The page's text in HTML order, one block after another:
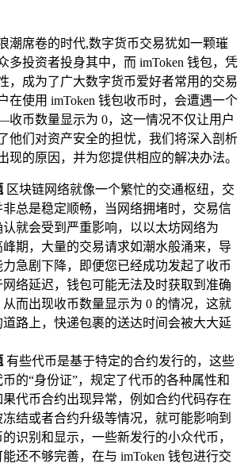
潮席卷的时代,数字货币交易犹如一颗璀
多投资者投身其中，而 imToken 钱包，凭
，成为了广大数字货币爱好者常用的交易
在使用 imToken 钱包收币时，会遭遇一个
币数量显示为 0，这一情况不仅让用户
他们对资产安全的担忧，我们将深入剖析
现的原因，并为您提供相应的解决办法。
区块链网络就像一个繁忙的交通枢纽，交
总是稳定顺畅，当网络拥堵时，交易信
就会受到严重影响，以以太坊网络为
期，大量的交易请求如潮水般涌来，导
急剧下降，即便您已经成功发起了收币
络延迟，钱包可能无法及时获取到准确
而出现收币数量显示为 0 的情况，这就
路上，快递包裹的送达时间会被大大延
有些代币是基于特定的合约发行的，这些
的“身份证”，规定了代币的各种属性和
代币合约出现异常，例如合约代码存在
结或者合约升级等情况，就可能影响到
识别和显示，一些新发行的小众代币，
还不够完善，在与 imToken 钱包进行交